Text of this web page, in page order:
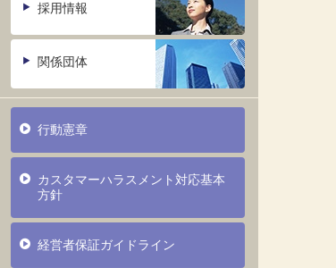
採用情報
関係団体
行動憲章
カスタマーハラスメント対応基本
方針
経営者保証ガイドライン